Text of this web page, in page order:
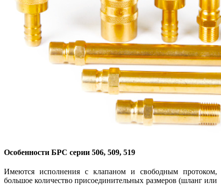
Особенности БРС серии 506, 509, 519
Имеются исполнения с клапаном и свободным протоком,
большое количество присоединительных размеров (шланг или